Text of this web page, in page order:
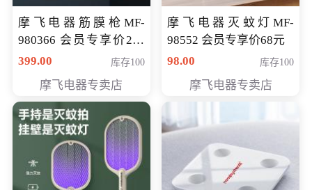
摩飞电器筋膜枪MF-
980366 会员专享价299
元
399.00 库存100
摩飞电器专卖店
摩飞电器灭蚊灯MF-
98552 会员专享价68元
98.00
库存100
摩飞电器专卖店